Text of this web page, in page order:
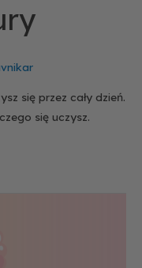
się przez cały dzień.
się uczysz.